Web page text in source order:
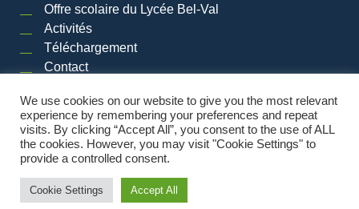
Offre scolaire du Lycée Bel-Val
Activités
Téléchargement
Contact
2026 © LYCéE BEL-VAL | Tous droits réservés |Mentions légales| Plan du site
Powered by
Made by
We use cookies on our website to give you the most relevant
experience by remembering your preferences and repeat
visits. By clicking “Accept All”, you consent to the use of ALL
the cookies. However, you may visit "Cookie Settings" to
provide a controlled consent.
Cookie Settings Accept All